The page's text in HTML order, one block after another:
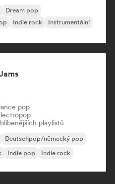
Dream pop
Indie rock
Instrumentální
pop
playlistů
Deutschpop/německý pop
Indie pop Indie rock